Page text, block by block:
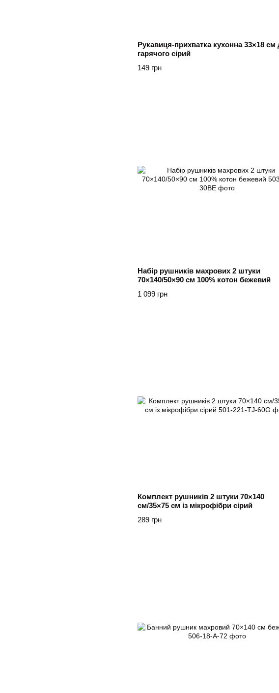
Рукавиця-прихватка кухонна 33×18 см
гарячого сірий
149 грн
Набір рушників махрових 2 штуки
70×140/50×90 см 100% котон бежевий
1 099 грн
Комплект рушників 2 штуки 70×140
см/35×75 см із мікрофібри сірий
289 грн